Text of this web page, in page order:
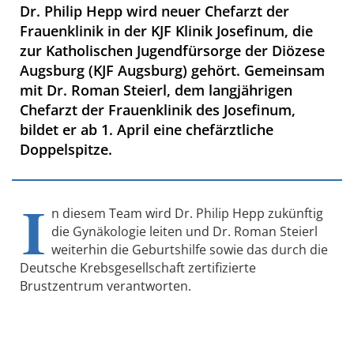
Dr. Philip Hepp wird neuer Chefarzt der
Frauenklinik in der KJF Klinik Josefinum, die
zur Katholischen Jugendfürsorge der Diözese
Augsburg (KJF Augsburg) gehört. Gemeinsam
mit Dr. Roman Steierl, dem langjährigen
Chefarzt der Frauenklinik des Josefinum,
bildet er ab 1. April eine chefärztliche
Doppelspitze.
I n diesem Team wird Dr. Philip Hepp zukünftig
die Gynäkologie leiten und Dr. Roman Steierl
weiterhin die Geburtshilfe sowie das durch die
Deutsche Krebsgesellschaft zertifizierte
Brustzentrum verantworten.